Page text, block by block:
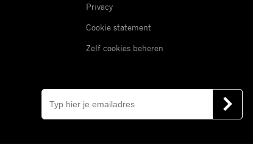
Privacy
Cookie statement
Zelf cookies beheren
mail